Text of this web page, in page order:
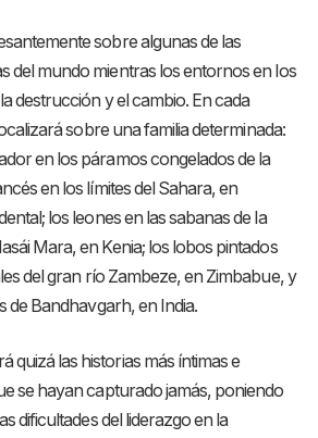
sobre algunas de las
del mundo mientras los entornos en los
destrucción y el cambio. En cada
sobre una familia determinada:
en los páramos congelados de la
en los límites del Sahara, en
los leones en las sabanas de la
Mara, en Kenia; los lobos pintados
del gran río Zambeze, en Zimbabue, y
de Bandhavgarh, en India.
quizá las historias más íntimas e
se hayan capturado jamás, poniendo
dificultades del liderazgo en la